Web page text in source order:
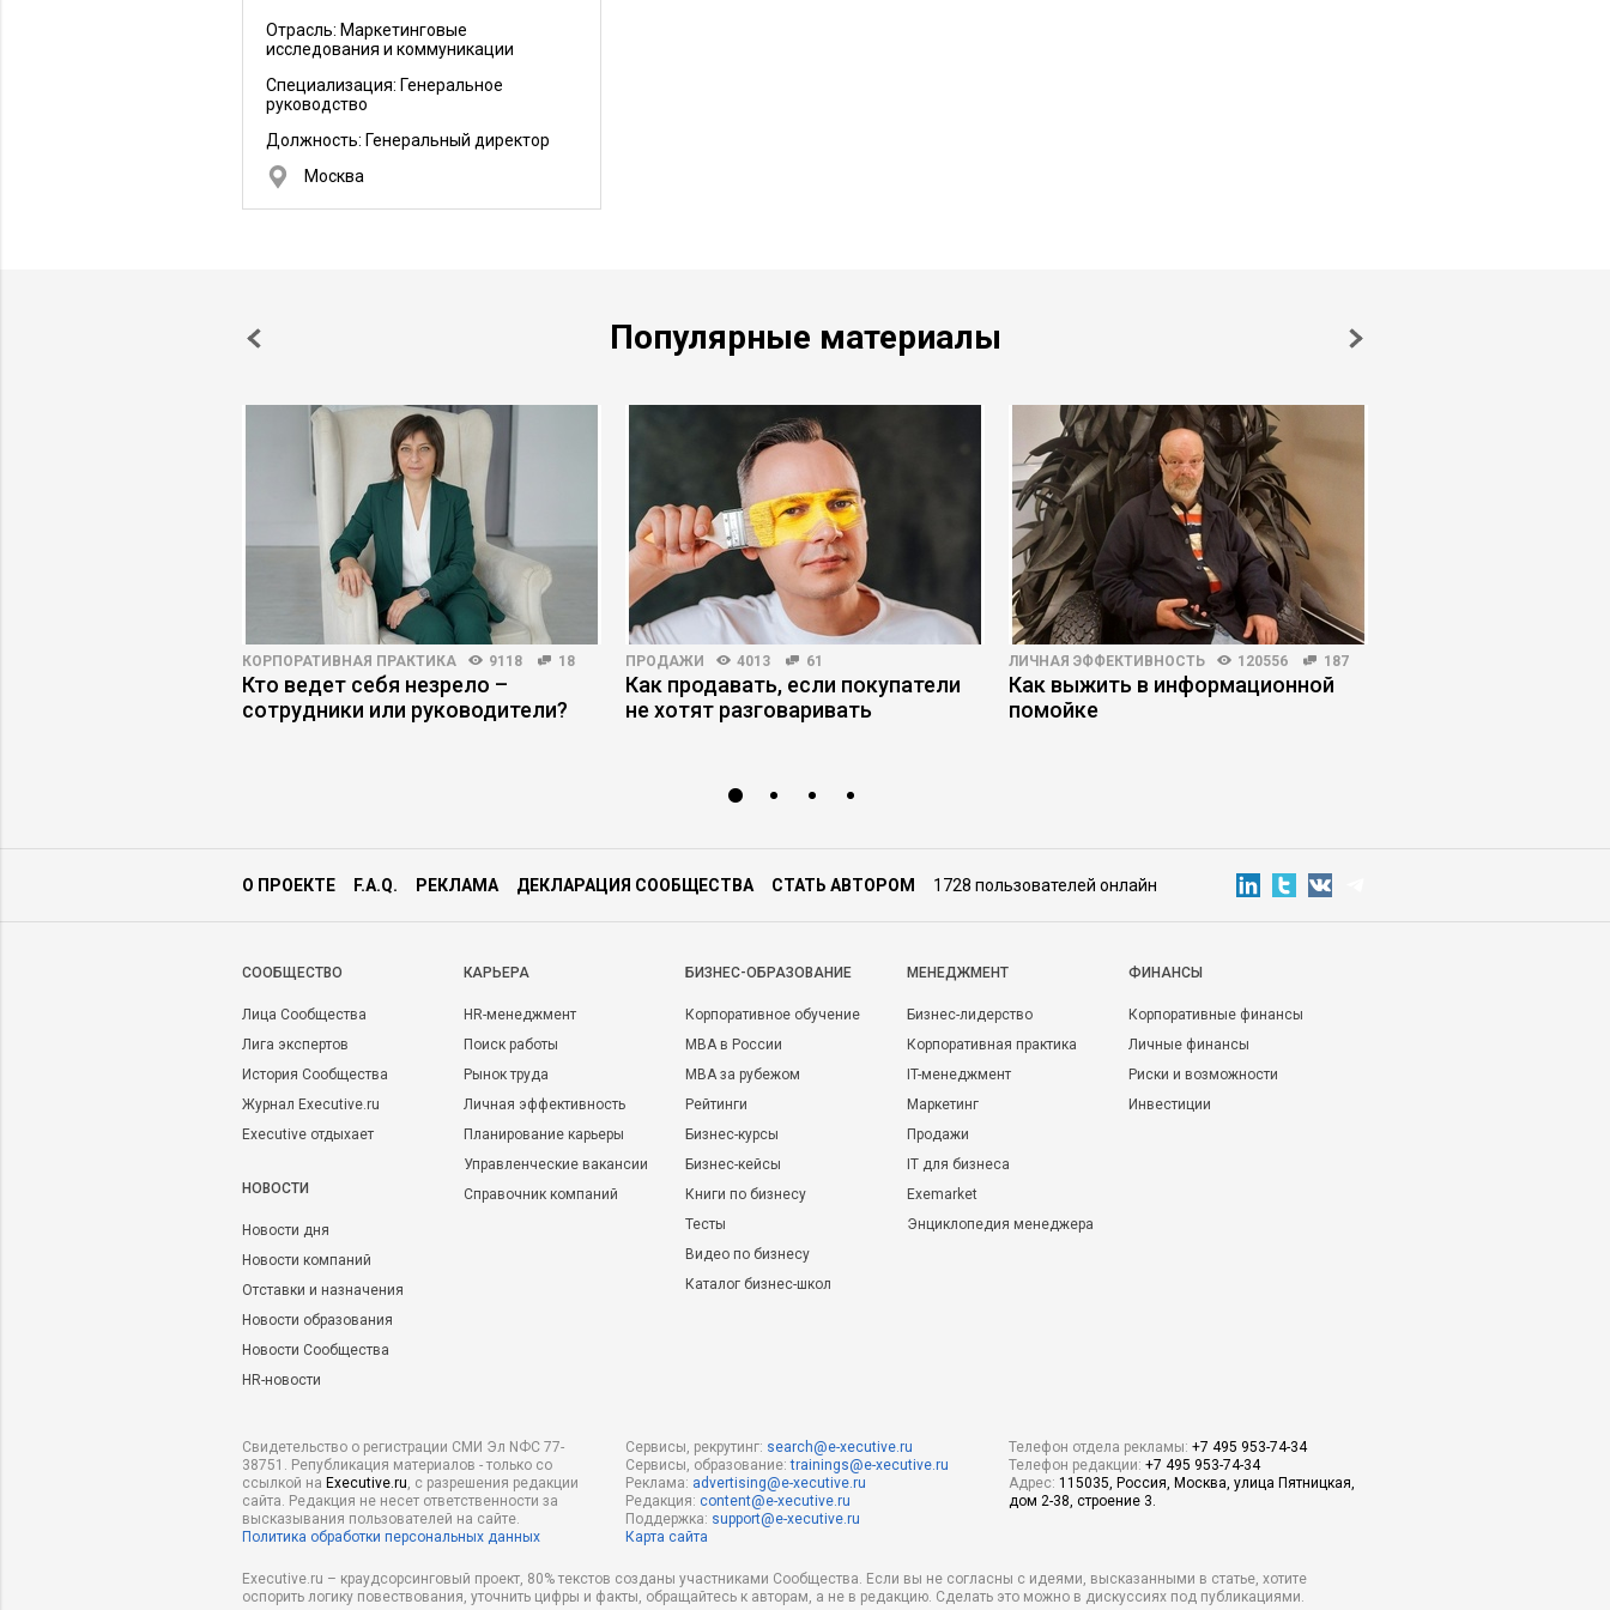
Отрасль: Маркетинговые
исследования и коммуникации
Специализация: Генеральное
руководство
Должность: Генеральный директор
Москва
Популярные материалы
КОРПОРАТИВНАЯ ПРАКТИКА 9118 18
Кто ведет себя незрело –
сотрудники или руководители?
ПРОДАЖИ 4013 61
Как продавать, если покупатели
не хотят разговаривать
ЛИЧНАЯ ЭФФЕКТИВНОСТЬ 120556 187
Как выжить в информационной
помойке
О ПРОЕКТЕ F.A.Q. РЕКЛАМА ДЕКЛАРАЦИЯ СООБЩЕСТВА СТАТЬ АВТОРОМ 1728 пользователей онлайн
CООБЩЕСТВО
Лица Сообщества
Лига экспертов
История Сообщества
Журнал Executive.ru
Executive отдыхает
НОВОСТИ
Новости дня
Новости компаний
Отставки и назначения
Новости образования
Новости Сообщества
HR-новости
КАРЬЕРА
HR-менеджмент
Поиск работы
Рынок труда
Личная эффективность
Планирование карьеры
Управленческие вакансии
Справочник компаний
БИЗНЕС-ОБРАЗОВАНИЕ
Корпоративное обучение
MBA в России
MBA за рубежом
Рейтинги
Бизнес-курсы
Бизнес-кейсы
Книги по бизнесу
Тесты
Видео по бизнесу
Каталог бизнес-школ
МЕНЕДЖМЕНТ
Бизнес-лидерство
Корпоративная практика
IT-менеджмент
Маркетинг
Продажи
IT для бизнеса
Exemarket
Энциклопедия менеджера
ФИНАНСЫ
Корпоративные финансы
Личные финансы
Риски и возможности
Инвестиции
Свидетельство о регистрации СМИ Эл NФС 77-
38751. Републикация материалов - только со
ссылкой на Executive.ru, с разрешения редакции
сайта. Редакция не несет ответственности за
высказывания пользователей на сайте.
Политика обработки персональных данных
Сервисы, рекрутинг: search@e-xecutive.ru
Сервисы, образование:trainings@e-xecutive.ru
Реклама: advertising@e-xecutive.ru
Редакция: content@e-xecutive.ru
Поддержка: support@e-xecutive.ru
Карта сайта
Телефон отдела рекламы: +7 495 953-74-34
Телефон редакции: +7 495 953-74-34
Адрес: 115035, Россия, Москва, улица Пятницкая,
дом 2-38, строение 3.
Executive.ru – краудсорсинговый проект, 80% текстов созданы участниками Сообщества. Если вы не согласны с идеями, высказанными в статье, хотите
оспорить логику повествования, уточнить цифры и факты, обращайтесь к авторам, а не в редакцию. Сделать это можно в дискуссиях под публикациями.